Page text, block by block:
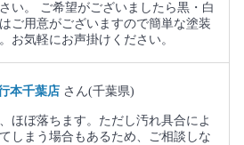
い。 ご希望がございましたら黒・白
ご用意がございますので簡単な塗装
お気軽にお声掛けください。
本千葉店 さん(千葉県)
ほぼ落ちます。ただし汚れ具合によ
しまう場合もあるため、ご相談しな